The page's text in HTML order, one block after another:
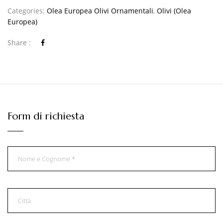
Categories: Olea Europea Olivi Ornamentali, Olivi (Olea
Europea)
Share :
Form di richiesta